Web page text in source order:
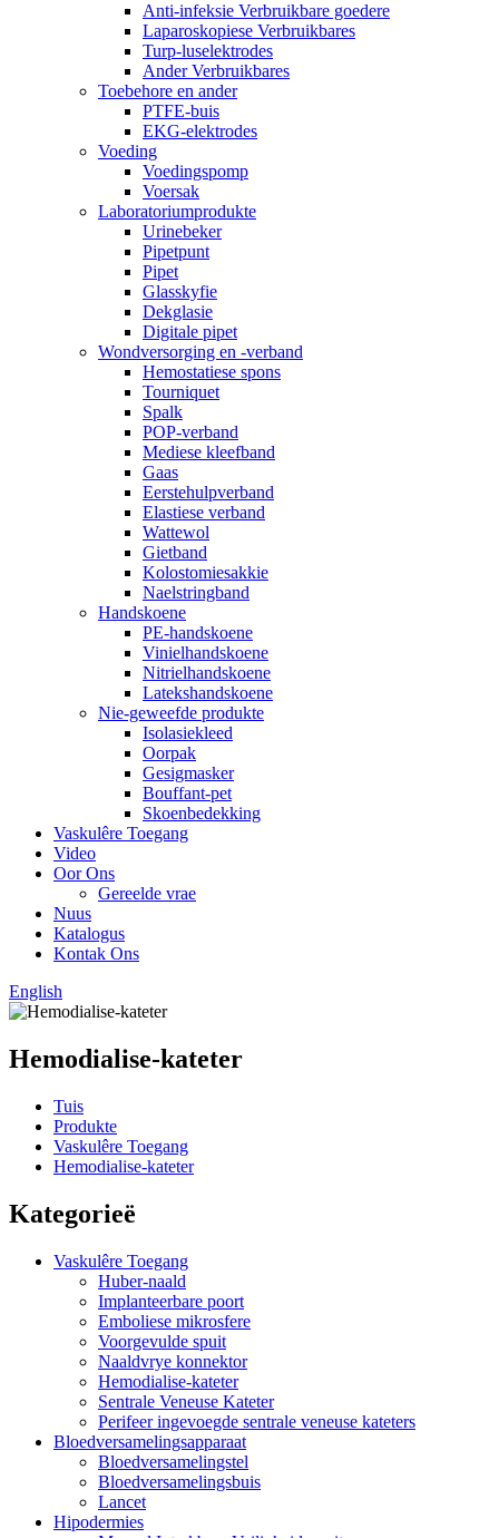
Anti-infeksie Verbruikbare goedere
Laparoskopiese Verbruikbares
Turp-luselektrodes
Ander Verbruikbares
Toebehore en ander
PTFE-buis
EKG-elektrodes
Voeding
Voedingspomp
Voersak
Laboratoriumprodukte
Urinebeker
Pipetpunt
Pipet
Glasskyfie
Dekglasie
Digitale pipet
Wondversorging en -verband
Hemostatiese spons
Tourniquet
Spalk
POP-verband
Mediese kleefband
Gaas
Eerstehulpverband
Elastiese verband
Wattewol
Gietband
Kolostomiesakkie
Naelstringband
Handskoene
PE-handskoene
Vinielhandskoene
Nitrielhandskoene
Latekshandskoene
Nie-geweefde produkte
Isolasiekleed
Oorpak
Gesigmasker
Bouffant-pet
Skoenbedekking
Vaskulêre Toegang
Video
Oor Ons
Gereelde vrae
Nuus
Katalogus
Kontak Ons
English
Hemodialise-kateter
Tuis
Produkte
Vaskulêre Toegang
Hemodialise-kateter
Kategorieë
Vaskulêre Toegang
Huber-naald
Implanteerbare poort
Emboliese mikrosfere
Voorgevulde spuit
Naaldvrye konnektor
Hemodialise-kateter
Sentrale Veneuse Kateter
Perifeer ingevoegde sentrale veneuse kateters
Bloedversamelingsapparaat
Bloedversamelingstel
Bloedversamelingsbuis
Lancet
Hipodermies